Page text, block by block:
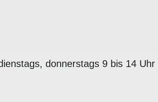
donnerstags 9 bis 14 Uhr